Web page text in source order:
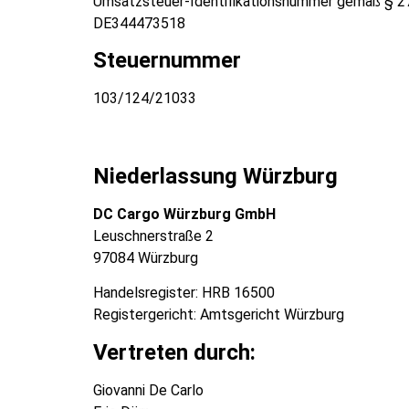
DE344473518
Steuernummer
103/124/21033
Niederlassung Würzburg
DC Cargo Würzburg GmbH
Leuschnerstraße 2
97084 Würzburg
Handelsregister: HRB 16500
Registergericht: Amtsgericht Würzburg
Vertreten durch:
Giovanni De Carlo